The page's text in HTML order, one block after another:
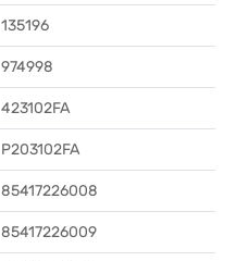
135196
974998
423102FA
P203102FA
85417226008
85417226009